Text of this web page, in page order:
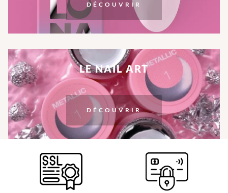
DÉCOUVRIR
LE NAIL ART
DÉCOUVRIR